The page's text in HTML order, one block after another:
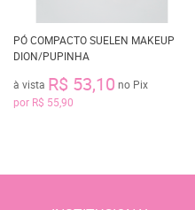
PÓ COMPACTO SUELEN MAKEUP
DION/PUPINHA
à vista R$ 53,10 no Pix
por R$ 55,90